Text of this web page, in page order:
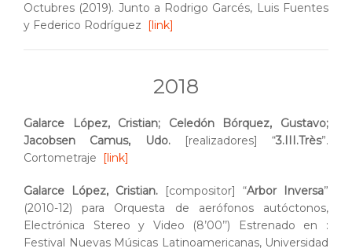
Octubres (2019). Junto a Rodrigo Garcés, Luis Fuentes
y Federico Rodríguez [link]
2018
Galarce López, Cristian; Celedón Bórquez, Gustavo;
Jacobsen Camus, Udo.
[realizadores] “3.III.Très”.
Cortometraje [link]
Galarce López, Cristian. [compositor] “Arbor Inversa”
(2010-12) para Orquesta de aerófonos autóctonos,
Electrónica Stereo y Video (8’00’’) Estrenado en :
Festival Nuevas Músicas Latinoamericanas, Universidad